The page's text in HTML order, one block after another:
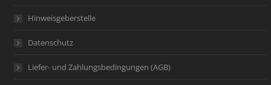
Hinweisgeberstelle
Datenschutz
Liefer- und Zahlungsbedingungen (AGB)